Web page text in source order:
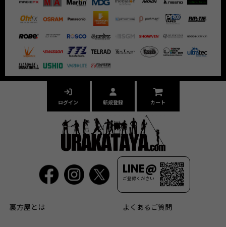
LINE@
ご登録ください
ログイン 新規登録 カート
裏方屋とは よくあるご質問